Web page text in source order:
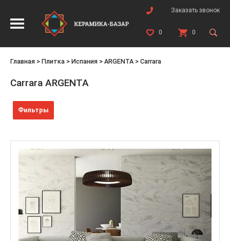
Заказать звонок
0 0
Главная > Плитка > Испания > ARGENTA > Carrara
Carrara ARGENTA
Фильтры